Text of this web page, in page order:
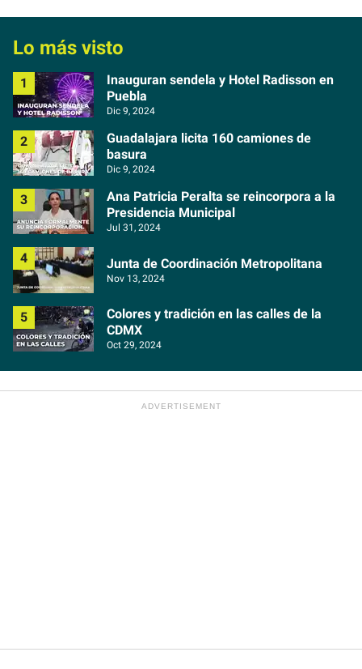
Lo más visto
Inauguran sendela y Hotel Radisson en
Puebla
Dic 9, 2024
Guadalajara licita 160 camiones de
basura
Dic 9, 2024
Ana Patricia Peralta se reincorpora a la
Presidencia Municipal
Jul 31, 2024
Junta de Coordinación Metropolitana
Nov 13, 2024
Colores y tradición en las calles de la
CDMX
Oct 29, 2024